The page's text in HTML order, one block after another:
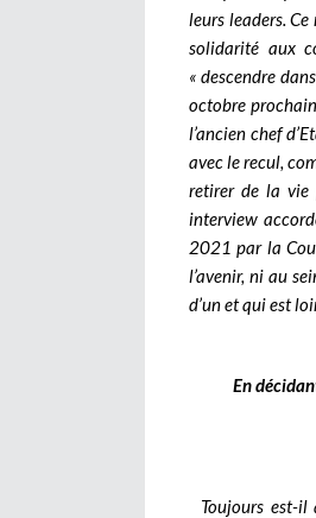
leurs leaders.
solidarité aux
« descendre
octobre
l’ancien chef
avec le recul,
retirer de la vie
interview
2021 par la
l’avenir, ni au
d’un et qui est
En
Toujours est-il